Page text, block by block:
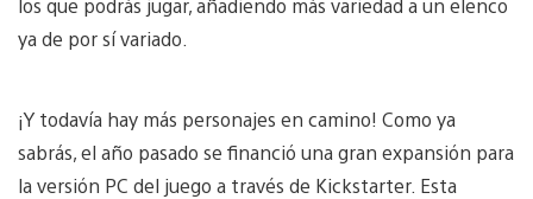
ya de por sí variado.
¡Y todavía hay más personajes en camino! Como ya
sabrás, el año pasado se financió una gran expansión para
la versión PC del juego a través de Kickstarter. Esta